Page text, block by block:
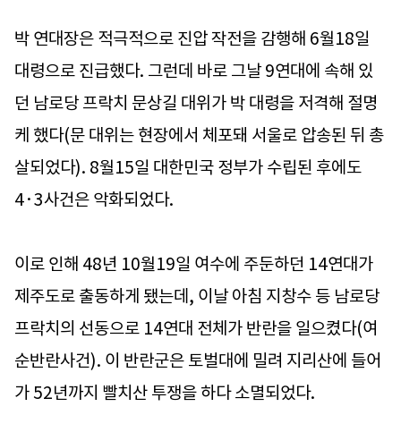
박 연대장은 적극적으로 진압 작전을 감행해 6월18일
대령으로 진급했다. 그런데 바로 그날 9연대에 속해 있
던 남로당 프락치 문상길 대위가 박 대령을 저격해 절명
케 했다(문 대위는 현장에서 체포돼 서울로 압송된 뒤 총
살되었다). 8월15일 대한민국 정부가 수립된 후에도
4·3사건은 악화되었다.
이로 인해 48년 10월19일 여수에 주둔하던 14연대가
제주도로 출동하게 됐는데, 이날 아침 지창수 등 남로당
프락치의 선동으로 14연대 전체가 반란을 일으켰다(여
순반란사건). 이 반란군은 토벌대에 밀려 지리산에 들어
가 52년까지 빨치산 투쟁을 하다 소멸되었다.